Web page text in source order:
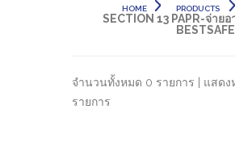
HOME PRODUCTS
SECTION 13 PAPR-จ่าย
BESTSAFE
จำนวนทั้งหมด 0 รายการ | แสดง
รายการ